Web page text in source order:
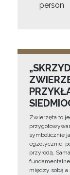
person
Zwierzęta to
symbolicznie
egzotycznie,
przyrodą.
między sobą